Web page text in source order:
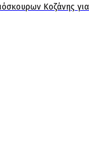
Κοζάνης